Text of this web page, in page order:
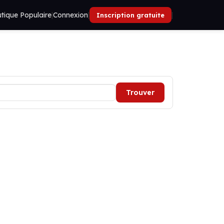
Populaire|Connexion| Inscription gratuite |
Trouver